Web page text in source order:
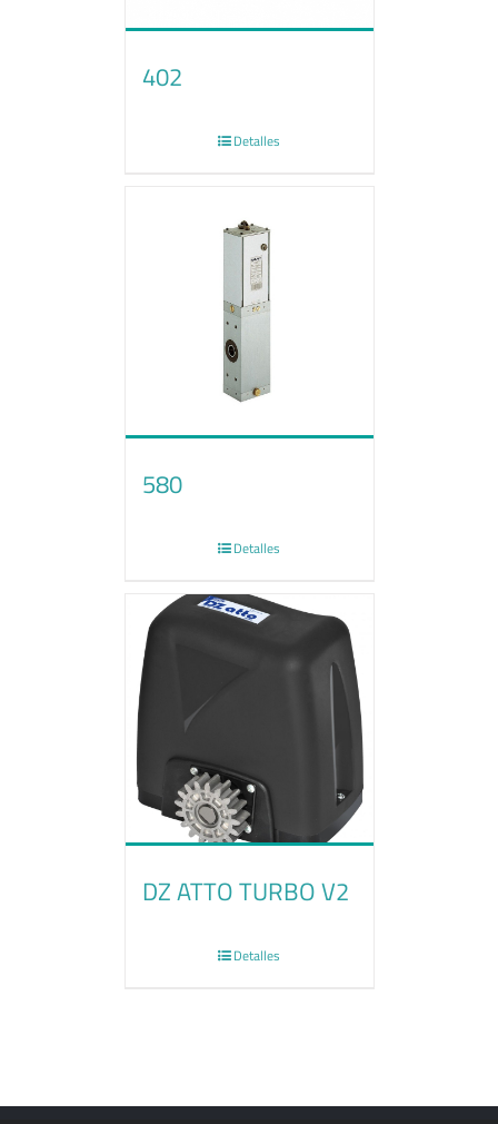
402
Detalles
580
Detalles
DZ ATTO TURBO V2
Detalles